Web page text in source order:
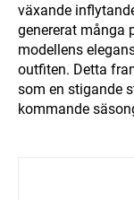
växande
genererat många
modellens
outfiten. Detta
som en stigande
kommande